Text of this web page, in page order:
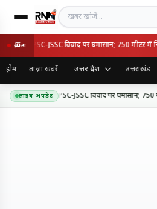
खबर खोजें
ब्रेकिंग
आज, JPSC-JSSC विवाद पर घमासान; 750 मीटर में
होम ताज़ा खबरें उत्तर प्रदेश उत्तराखंड
लाइव अपडेट
मार्च आज, JPSC-JSSC विवाद पर घमासान; 750